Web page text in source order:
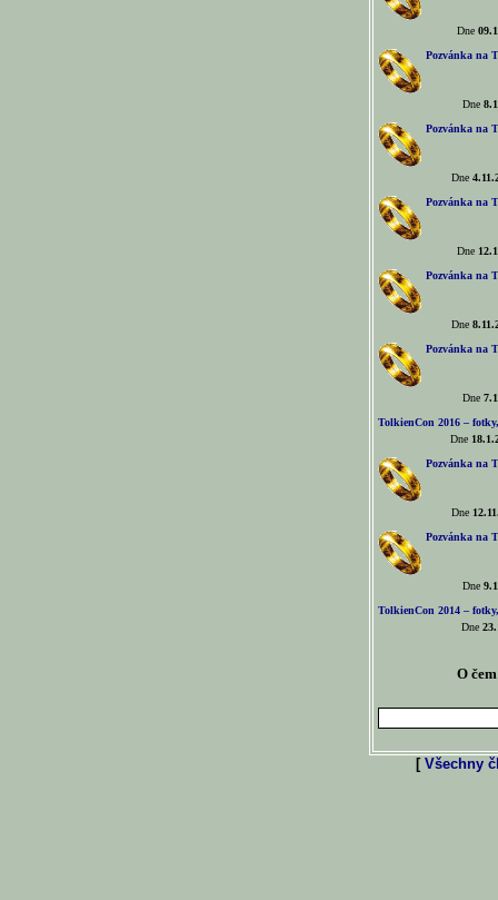
Dne
Pozvánka na
Dne
Pozvánka na
Dne
Pozvánka na
Dne
Pozvánka na
Dne
Pozvánka na
Dne
TolkienCon 2016 –
Dne
Pozvánka na
Dne
Pozvánka na
Dne
TolkienCon 2014 –
Dne
O
[ Všechny